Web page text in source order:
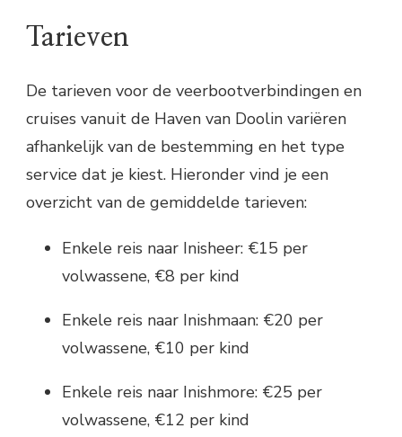
Tarieven
De tarieven voor de veerbootverbindingen en
cruises vanuit de Haven van Doolin variëren
afhankelijk van de bestemming en het type
service dat je kiest. Hieronder vind je een
overzicht van de gemiddelde tarieven:
Enkele reis naar Inisheer: €15 per
volwassene, €8 per kind
Enkele reis naar Inishmaan: €20 per
volwassene, €10 per kind
Enkele reis naar Inishmore: €25 per
volwassene, €12 per kind